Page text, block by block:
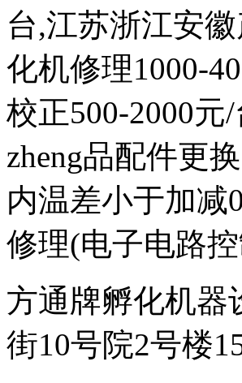
台,江苏浙江安
化机修理1000-
校正500-2000
zheng品配件更
内温差小于加减
修理(电子电路
方通牌孵化机器
街10号院2号楼